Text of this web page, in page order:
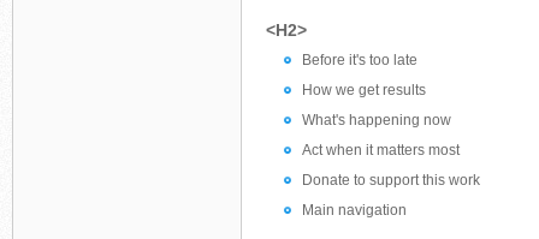
<H2>
Before it's too late
How we get results
What's happening now
Act when it matters most
Donate to support this work
Main navigation